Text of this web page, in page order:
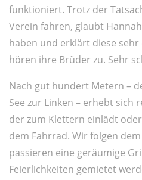
funktioniert. Trotz der
Verein fahren, glaubt
haben und erklärt diese
hören ihre Brüder zu. Sehr
Nach gut hundert Metern –
See zur Linken – erhebt sich
der zum Klettern einlädt
dem Fahrrad. Wir folgen
passieren eine geräumige
Feierlichkeiten gemietet